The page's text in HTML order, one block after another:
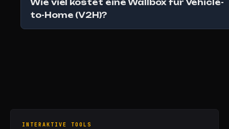
Wie viel kostet eine Wallbox für Vehicle-
to-Home (V2H)?
INTERAKTIVE TOOLS